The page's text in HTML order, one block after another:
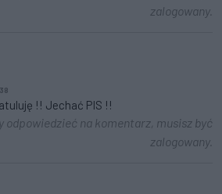
zalogowany.
!! Jechać PIS !!
odpowiedzieć na komentarz, musisz być
zalogowany.